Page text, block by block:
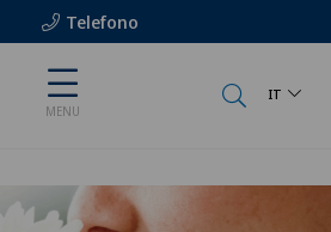
Telefono
MENU
IT